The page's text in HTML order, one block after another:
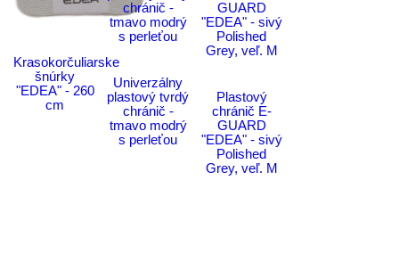
Krasokorčuliarske
šnúrky
"EDEA" - 260
cm
Univerzálny
plastový tvrdý
chránič -
tmavo modrý
s perleťou
Plastový
chránič E-
GUARD
"EDEA" - sivý
Polished
Grey, veľ. M